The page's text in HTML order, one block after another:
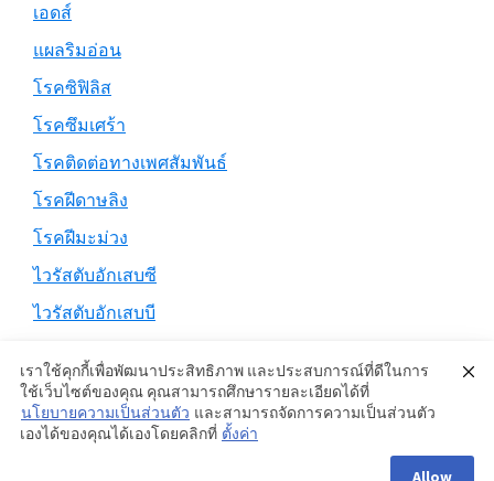
เอดส์
แผลริมอ่อน
โรคซิฟิลิส
โรคซึมเศร้า
โรคติดต่อทางเพศสัมพันธ์
โรคฝีดาษลิง
โรคฝีมะม่วง
ไวรัสตับอักเสบซี
ไวรัสตับอักเสบบี
Copyright © 2026 ·Genesis SampleonGenesis Framework
WordPress
เราใช้คุกกี้เพื่อพัฒนาประสิทธิภาพ และประสบการณ์ที่ดีในการ
ใช้เว็บไซต์ของคุณ คุณสามารถศึกษารายละเอียดได้ที่
นโยบายความเป็นส่วนตัว และสามารถจัดการความเป็นส่วนตัว
เองได้ของคุณได้เองโดยคลิกที่ ตั้งค่า
Allow